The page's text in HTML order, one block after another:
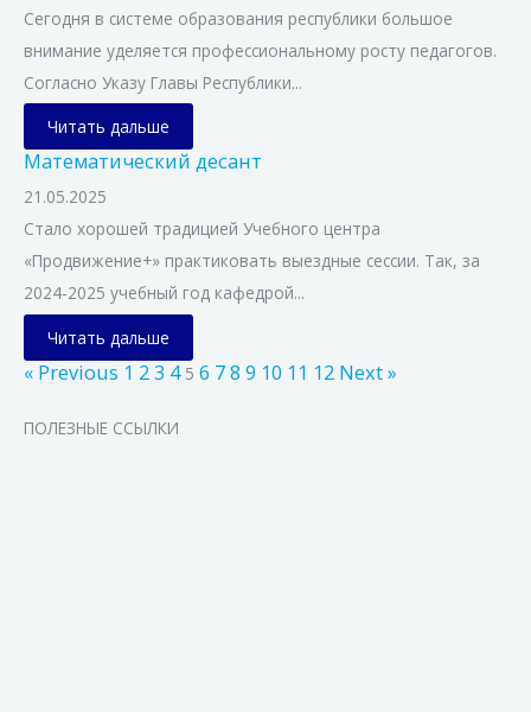
Сегодня в системе образования республики большое
внимание уделяется профессиональному росту педагогов.
Согласно Указу Главы Республики...
Читать дальше
Математический десант
21.05.2025
Стало хорошей традицией Учебного центра
«Продвижение+» практиковать выездные сессии. Так, за
2024-2025 учебный год кафедрой...
Читать дальше
« Previous 1 23 4 5 6 78 9 10 11 12 Next »
ПОЛЕЗНЫЕ ССЫЛКИ